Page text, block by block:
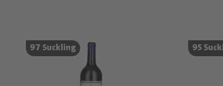
97 Suckling 95